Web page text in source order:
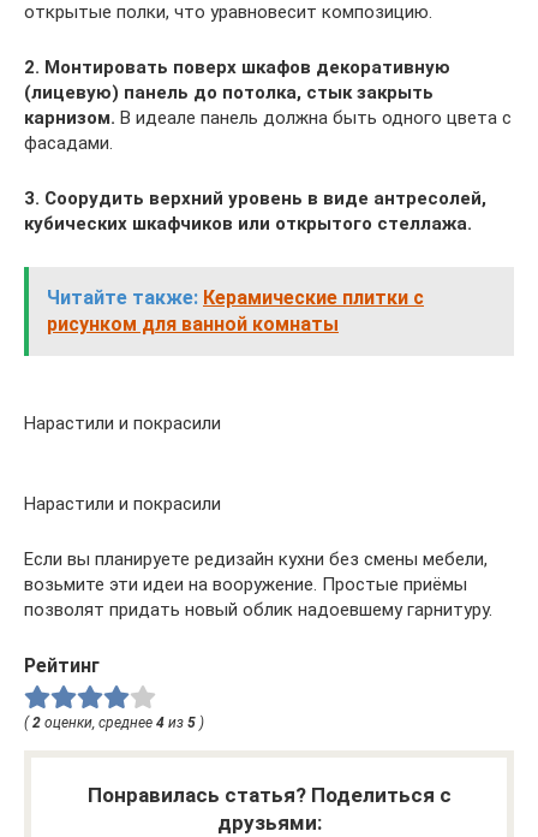
открытые полки, что уравновесит композицию.
2. Монтировать поверх шкафов декоративную
(лицевую) панель до потолка, стык закрыть
карнизом. В идеале панель должна быть одного цвета с
фасадами.
3. Соорудить верхний уровень в виде антресолей,
кубических шкафчиков или открытого стеллажа.
Читайте также: Керамические плитки с
рисунком для ванной комнаты
Нарастили и покрасили
Нарастили и покрасили
Если вы планируете редизайн кухни без смены мебели,
возьмите эти идеи на вооружение. Простые приёмы
позволят придать новый облик надоевшему гарнитуру.
Рейтинг
(2 оценки, среднее 4 из 5 )
Понравилась статья? Поделиться с
друзьями: